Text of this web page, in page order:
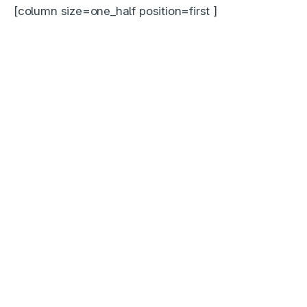
[column size=one_half position=first ]